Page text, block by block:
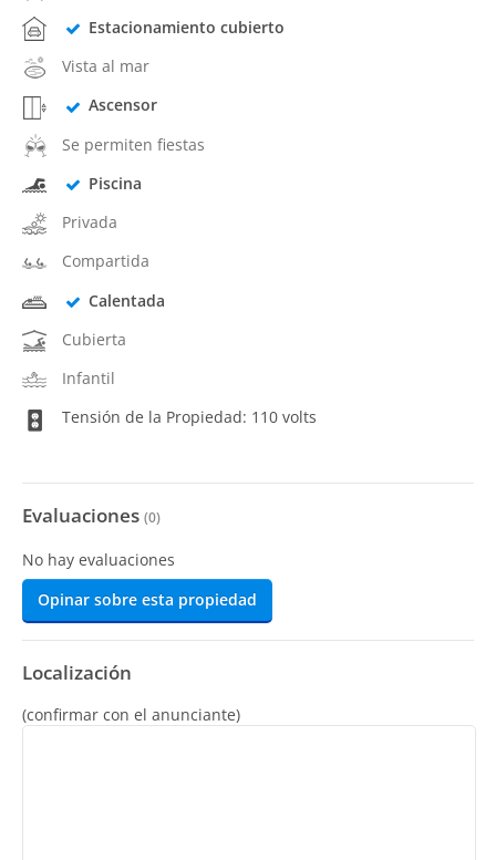
Estacionamiento cubierto
Vista al mar
Ascensor
Se permiten fiestas
Piscina
Privada
Compartida
Calentada
Cubierta
Infantil
Tensión de la Propiedad: 110 volts
Evaluaciones (0)
No hay evaluaciones
Opinar sobre esta propiedad
Localización
(confirmar con el anunciante)